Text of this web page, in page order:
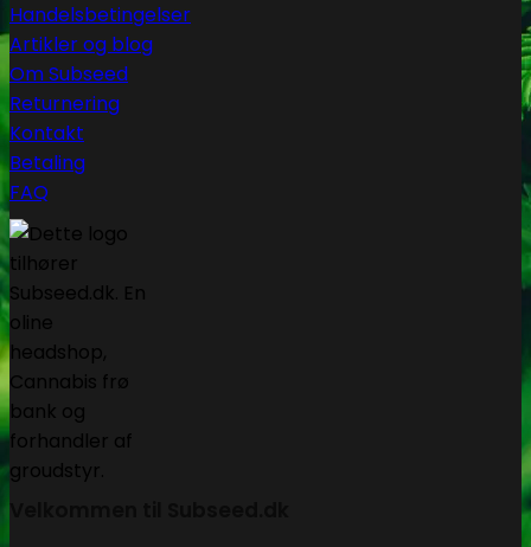
Handelsbetingelser
Artikler og blog
Om Subseed
Returnering
Kontakt
Betaling
FAQ